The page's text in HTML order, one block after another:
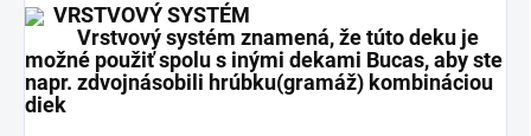
VRSTVOVÝ SYSTÉM
Vrstvový systém znamená, že túto deku je
možné použiť spolu s inými dekami Bucas, aby ste
napr. zdvojnásobili hrúbku(gramáž) kombináciou
diek